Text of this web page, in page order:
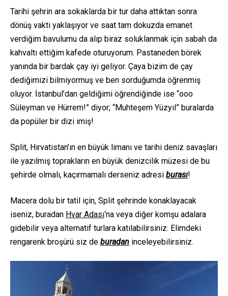
Tarihi şehrin ara sokaklarda bir tur daha attıktan sonra
dönüş vakti yaklaşıyor ve saat tam dokuzda emanet
verdiğim bavulumu da alıp biraz soluklanmak için sabah da
kahvaltı ettiğim kafede oturuyorum. Pastaneden börek
yanında bir bardak çay iyi geliyor. Çaya bizim de çay
dediğimizi bilmiyormuş ve ben sorduğumda öğrenmiş
oluyor. İstanbul’dan geldiğimi öğrendiğinde ise “ooo
Süleyman ve Hürrem!” diyor; “Muhteşem Yüzyıl” buralarda
da popüler bir dizi imiş!
Split, Hırvatistan’ın en büyük limanı ve tarihi deniz savaşları
ile yazılmış toprakların en büyük denizcilik müzesi de bu
şehirde olmalı, kaçırmamalı derseniz adresi burası!
Macera dolu bir tatil için, Split şehrinde konaklayacak
iseniz, buradan Hvar Adası‘na veya diğer komşu adalara
gidebilir veya alternatif turlara katılabilirsiniz. Elimdeki
rengarenk broşürü siz de buradan inceleyebilirsiniz.